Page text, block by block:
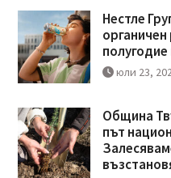
Нестле
полугодие
юли 23,
Община
път